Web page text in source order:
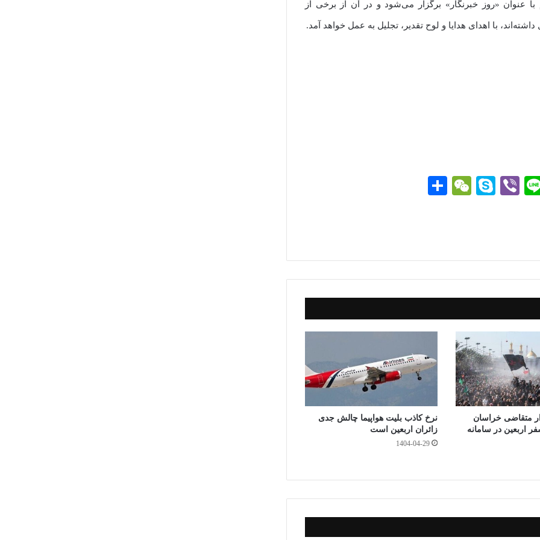
عنوان «روز خبرنگار» برگزار می‌شود و در آن از برخی از
با اهدای هدایا و لوح تقدیر، تجلیل به عمل خواهد آمد.
Li
Vi
S
W
t
ک
گذ
ار
ی
۶۱ هزار متقاضی خراسان
اربعین در سامانه
نرخ کاذب بلیت هواپیما چالش جدی
زائران اربعین است
1404-04-29